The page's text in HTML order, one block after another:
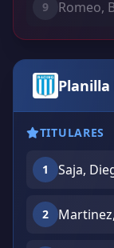
9 Romeo,
Planilla
TITULARES
1 Saja,
2